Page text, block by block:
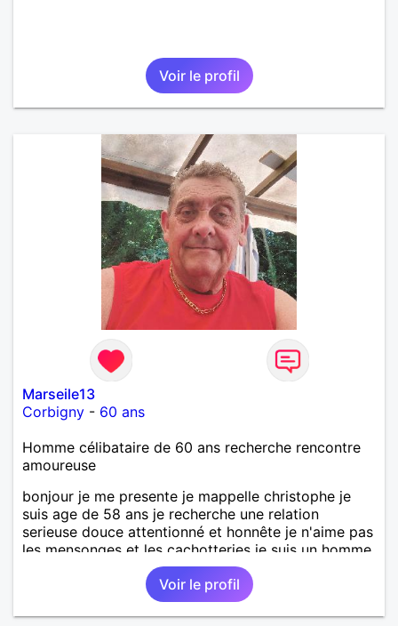
Voir le profil
Marseile13
Corbigny - 60 ans
Homme célibataire de 60 ans recherche rencontre
amoureuse
bonjour je me presente je mappelle christophe je
suis age de 58 ans je recherche une relation
serieuse douce attentionné et honnête je n'aime pas
les mensonges et les cachotteries je suis un homme
sensible doux câlin et franc. PS je n'habite pas à
Marseille mes fans de l'équipe de l'OM je suis du
département de la Nièvre 58
Voir le profil